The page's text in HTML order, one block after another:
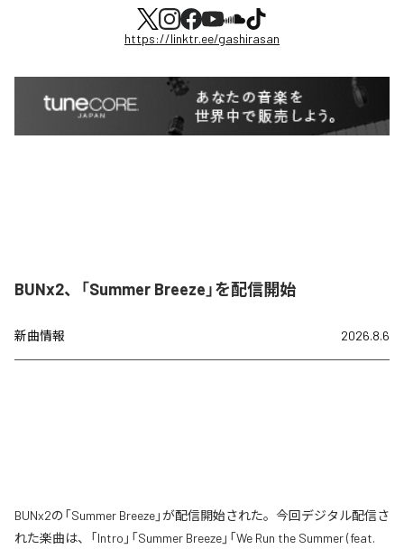
https://linktr.ee/gashirasan
BUNx2、「Summer Breeze」を配信開始
新曲情報 2026.8.6
BUNx2の「Summer Breeze」が配信開始された。今回デジタル配信さ
れた楽曲は、「Intro」「Summer Breeze」「We Run the Summer (feat.